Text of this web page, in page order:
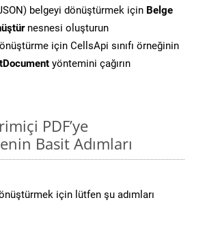
belgeyi dönüştürmek için Belge
nesnesi oluşturun
için CellsApi sınıfı örneğinin
yöntemini çağırın
PDF’ye
Basit Adımları
için lütfen şu adımları